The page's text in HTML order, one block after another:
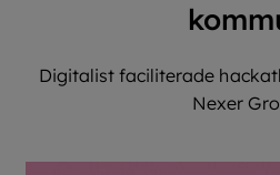
Digitalist faciliterade
Nexer